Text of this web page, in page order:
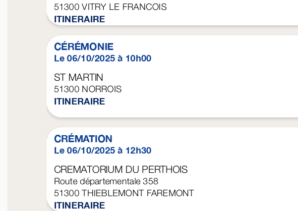
51300VITRY LE FRANCOIS
ITINERAIRE
CÉRÉMONIE
Le 06/10/2025 à 10h00
ST MARTIN
51300 NORROIS
ITINERAIRE
CRÉMATION
Le 06/10/2025 à 12h30
CREMATORIUM DU PERTHOIS
Route départementale 358
51300THIEBLEMONT FAREMONT
ITINERAIRE